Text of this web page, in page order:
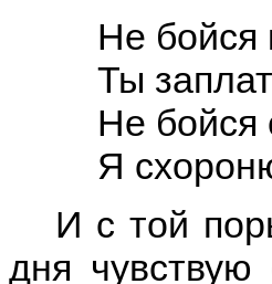
Не бойся
Ты
Не бойся
Я
И с той
дня